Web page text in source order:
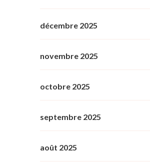
décembre 2025
novembre 2025
octobre 2025
septembre 2025
août 2025